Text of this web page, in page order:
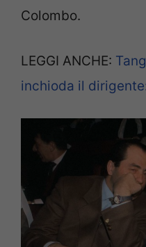
Colombo.
LEGGI ANCHE:
inchioda il